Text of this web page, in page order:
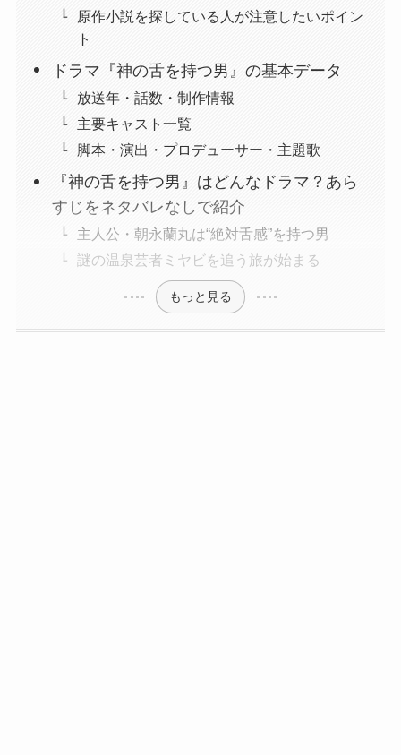
原作小説を探している人が注意したいポイン
ト
ドラマ『神の舌を持つ男』の基本データ
放送年・話数・制作情報
主要キャスト一覧
脚本・演出・プロデューサー・主題歌
『神の舌を持つ男』はどんなドラマ？あら
すじをネタバレなしで紹介
主人公・朝永蘭丸は“絶対舌感”を持つ男
謎の温泉芸者ミヤビを追う旅が始まる
もっと見る